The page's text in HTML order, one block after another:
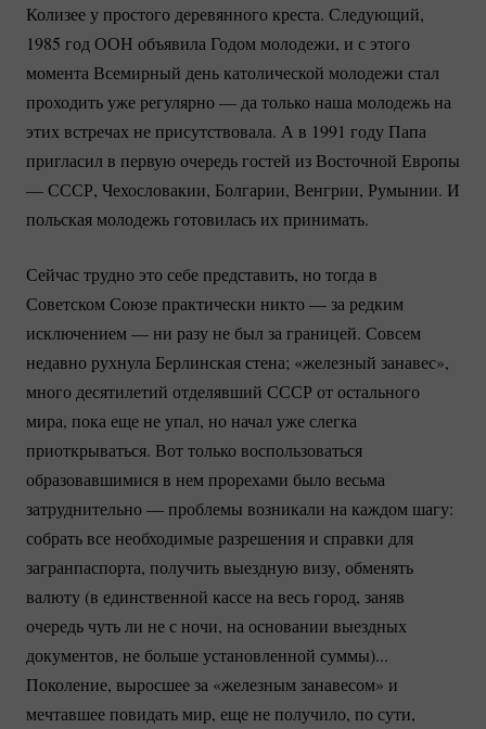
Колизее у простого деревянного креста. Следующий,
1985 год ООН объявила Годом молодежи, и с этого
момента Всемирный день католической молодежи стал
проходить уже регулярно — да только наша молодежь на
этих встречах не присутствовала. А в 1991 году Папа
пригласил в первую очередь гостей из Восточной Европы
— СССР, Чехословакии, Болгарии, Венгрии, Румынии. И
польская молодежь готовилась их принимать.
Сейчас трудно это себе представить, но тогда в
Советском Союзе практически никто — за редким
исключением — ни разу не был за границей. Совсем
недавно рухнула Берлинская стена; «железный занавес»,
много десятилетий отделявший СССР от остального
мира, пока еще не упал, но начал уже слегка
приоткрываться. Вот только воспользоваться
образовавшимися в нем прорехами было весьма
затруднительно — проблемы возникали на каждом шагу:
собрать все необходимые разрешения и справки для
загранпаспорта, получить выездную визу, обменять
валюту (в единственной кассе на весь город, заняв
очередь чуть ли не с ночи, на основании выездных
документов, не больше установленной суммы)...
Поколение, выросшее за «железным занавесом» и
мечтавшее повидать мир, еще не получило, по сути,